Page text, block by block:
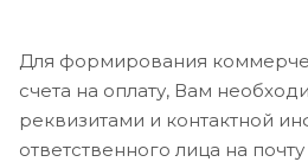
Для формирования
счета на оплату, Вам
реквизитами и контактной
ответственного лица на почту